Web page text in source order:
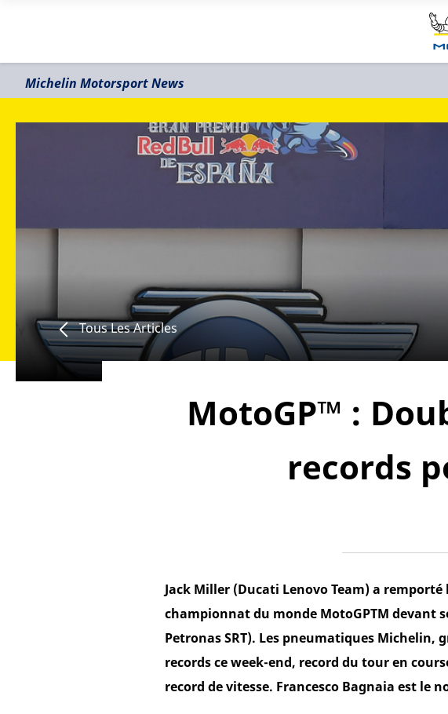
Michelin Motorsport News
Tous Les Articles
MotoGP™ :
records
Jack Miller (Ducati Lenovo Team) a
championnat du monde MotoGPTM devant
Petronas SRT). Les pneumatiques
records ce week-end, record du tour en
record de vitesse. Francesco Bagnaia est le